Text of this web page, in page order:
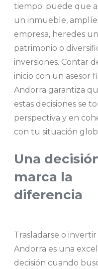
tiempo: puede que
un inmueble,
empresa, heredes un
patrimonio o
inversiones. Contar
inicio con un asesor
Andorra garantiza
estas decisiones se
perspectiva y en
con tu situación
Una
marca la
diferencia
Trasladarse o
Andorra es una
decisión cuando